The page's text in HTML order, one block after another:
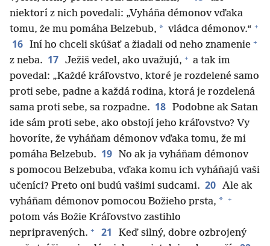
niektorí z nich povedali: „Vyháňa démonov vďaka
tomu, že mu pomáha Belzebub, * vládca démonov.“ +
16 Iní ho chceli skúšať a žiadali od neho znamenie +
z neba. 17 Ježiš vedel, ako uvažujú, + a tak im
povedal: „Každé kráľovstvo, ktoré je rozdelené samo
proti sebe, padne a každá rodina, ktorá je rozdelená
sama proti sebe, sa rozpadne. 18 Podobne ak Satan
ide sám proti sebe, ako obstojí jeho kráľovstvo? Vy
hovoríte, že vyháňam démonov vďaka tomu, že mi
pomáha Belzebub. 19 No ak ja vyháňam démonov
s pomocou Belzebuba, vďaka komu ich vyháňajú vaši
učeníci? Preto oni budú vašimi sudcami. 20 Ale ak
vyháňam démonov pomocou Božieho prsta, * +
potom vás Božie Kráľovstvo zastihlo
nepripravených. + 21
Keď silný, dobre ozbrojený